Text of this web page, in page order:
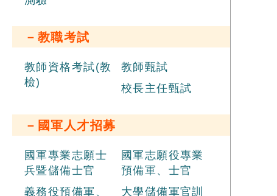
－教職考試
教師資格考試(教
檢)
教師甄試
校長主任甄試
－國軍人才招募
國軍專業志願士
兵暨儲備士官
國軍志願役專業
預備軍、士官
義務役預備軍、
大學儲備軍官訓